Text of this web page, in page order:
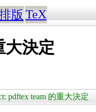
版 TeX
大決定
pdftex team 的重大決定